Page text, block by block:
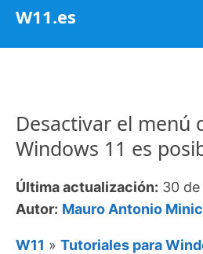
Saltar
W11.es
Desactivar el menú
Windows 11 es
Última actualización: 30
Autor: Mauro Antonio
W11 » Tutoriales para